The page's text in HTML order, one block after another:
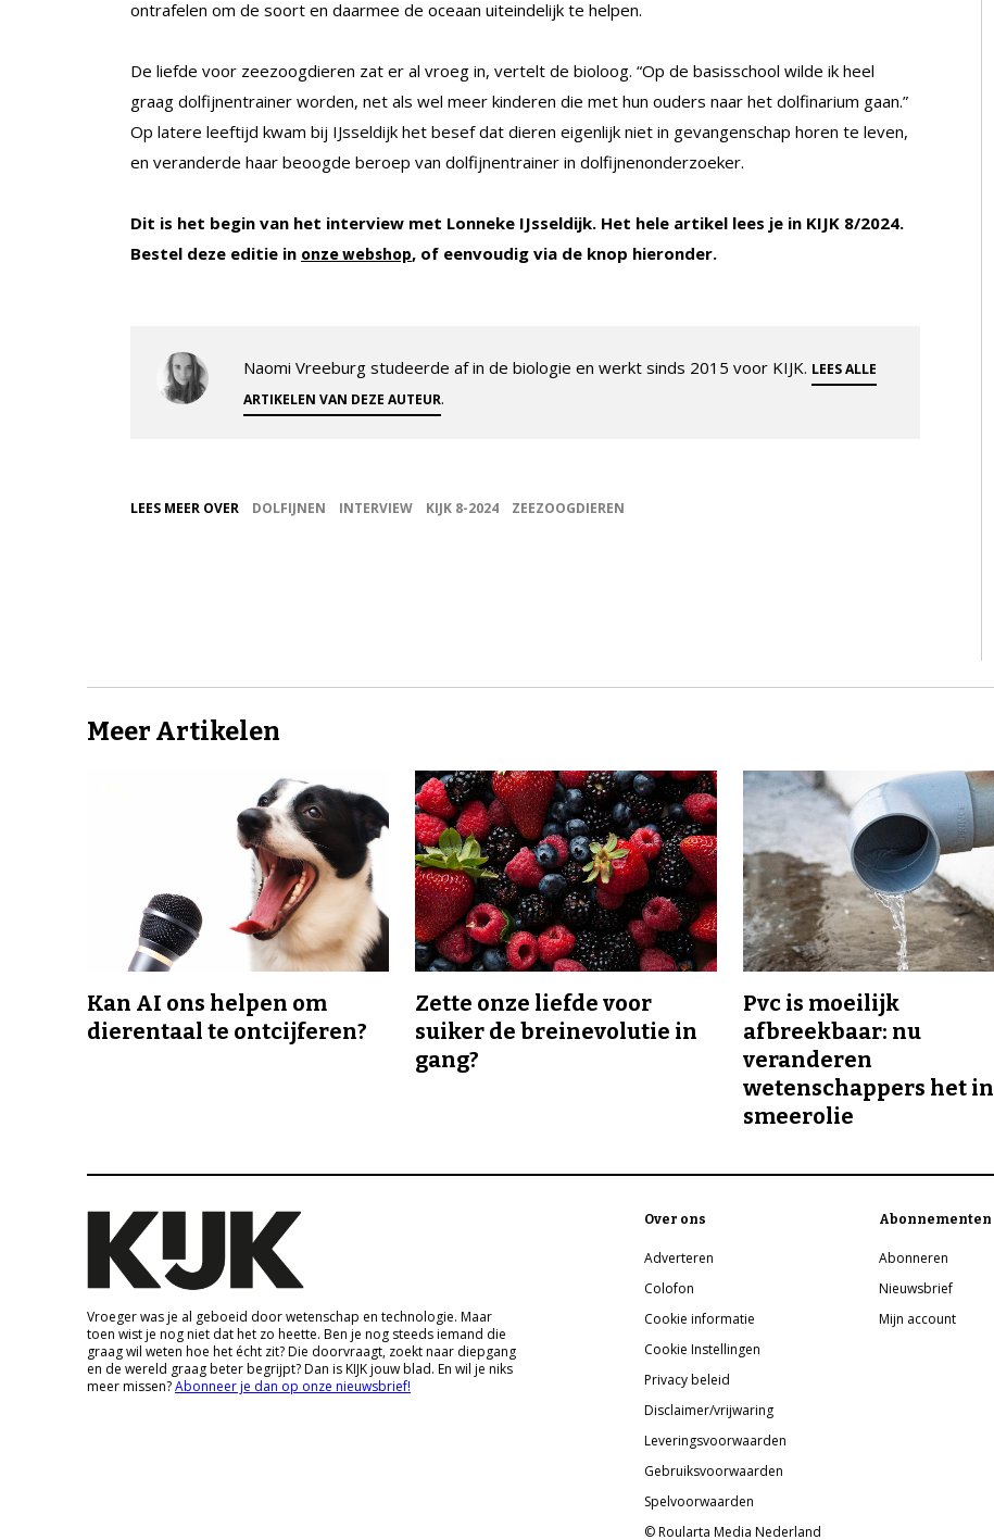
ontrafelen om de soort en daarmee de oceaan uiteindelijk te helpen.
De liefde voor zeezoogdieren zat er al vroeg in, vertelt de bioloog. “Op de basisschool wilde ik heel
graag dolfijnentrainer worden, net als wel meer kinderen die met hun ouders naar het dolfinarium gaan.”
Op latere leeftijd kwam bij IJsseldijk het besef dat dieren eigenlijk niet in gevangenschap horen te leven,
en veranderde haar beoogde beroep van dolfijnentrainer in dolfijnenonderzoeker.
Dit is het begin van het interview met Lonneke IJsseldijk. Het hele artikel lees je in KIJK 8/2024.
Bestel deze editie in onze webshop, of eenvoudig via de knop hieronder.
Naomi Vreeburg studeerde af in de biologie en werkt sinds 2015 voor KIJK. LEES ALLE
ARTIKELEN VAN DEZE AUTEUR.
LEES MEER OVER DOLFIJNEN INTERVIEW KIJK 8-2024 ZEEZOOGDIEREN
Meer Artikelen
Kan AI ons helpen om
dierentaal te ontcijferen?
Zette onze liefde voor
suiker de breinevolutie in
gang?
Pvc is moeilijk
afbreekbaar: nu
veranderen
wetenschappers het in
smeerolie
Vroeger was je al geboeid door wetenschap en technologie. Maar
toen wist je nog niet dat het zo heette. Ben je nog steeds iemand die
graag wil weten hoe het écht zit? Die doorvraagt, zoekt naar diepgang
en de wereld graag beter begrijpt? Dan is KIJK jouw blad. En wil je niks
meer missen?Abonneer je dan op onze nieuwsbrief!
Over ons
Adverteren
Colofon
Cookie informatie
Cookie Instellingen
Privacy beleid
Disclaimer/vrijwaring
Leveringsvoorwaarden
Gebruiksvoorwaarden
Spelvoorwaarden
© Roularta Media Nederland
Abonnementen
Abonneren
Nieuwsbrief
Mijn account